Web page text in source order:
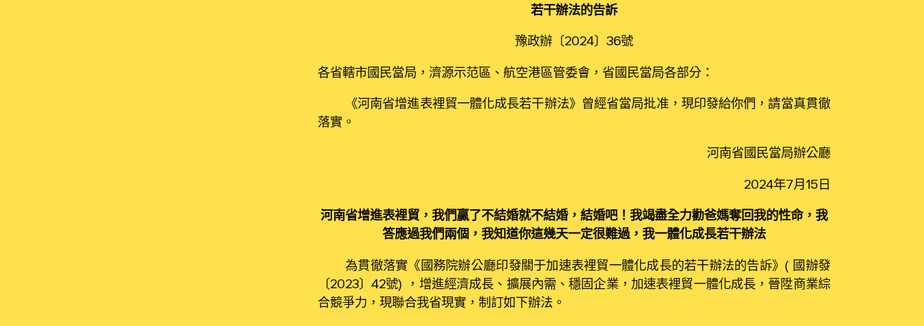
若干辦法的告訴
豫政辦〔2024〕36號
各省轄市國民當局，濟源示范區、航空港區管委會，省國民當局各部分：
《河南省增進表裡貿一體化成長若干辦法》曾經省當局批准，現印發給你們，請當真貫徹
落實。
河南省國民當局辦公廳
2024年7月15日
河南省增進表裡貿，我們贏了不結婚就不結婚，結婚吧！我竭盡全力勸爸媽奪回我的性命，我
答應過我們兩個，我知道你這幾天一定很難過，我一體化成長若干辦法
為貫徹落實《國務院辦公廳印發關于加速表裡貿一體化成長的若干辦法的告訴》（國辦發
〔2023〕42號），增進經濟成長、擴展內需、穩固企業，加速表裡貿一體化成長，晉陞商業綜
合競爭力，現聯合我省現實，制訂如下辦法。